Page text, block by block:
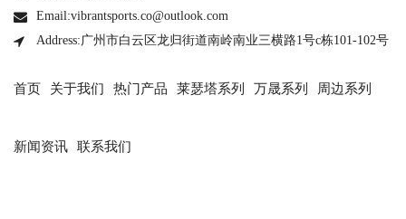
Email:vibrantsports.co@outlook.com
Address:广州市白云区龙归街道南岭南业三横路1号c栋101-102号
首页 关于我们 热门产品 莱瑟塔系列 万晟系列 周边系列
新闻资讯 联系我们